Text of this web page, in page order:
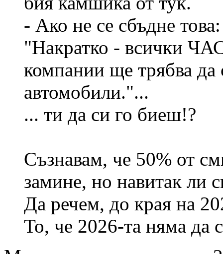
- Ако не се сбъдне това:
"Накратко - всички
компании ще трябва да
автомобили."...
... ти да си го биеш!?
Съзнавам, че 50% от
замине, но навитак ли
Да речем, до края на
То, че 2026-та няма да